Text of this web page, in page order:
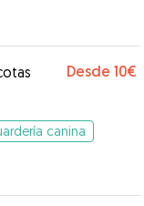
Desde 10€
canina